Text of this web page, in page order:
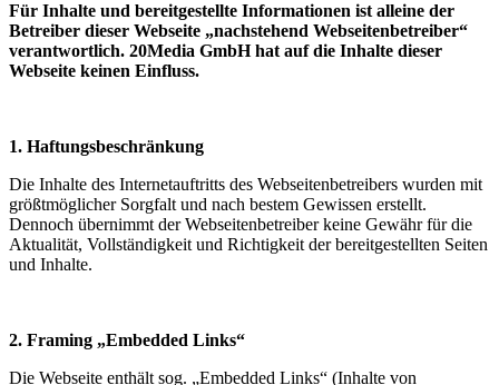
Für Inhalte und bereitgestellte Informationen ist alleine der
Betreiber dieser Webseite „nachstehend Webseitenbetreiber“
verantwortlich. 20Media GmbH hat auf die Inhalte dieser
Webseite keinen Einfluss.
1. Haftungsbeschränkung
Die Inhalte des Internetauftritts des Webseitenbetreibers wurden mit
größtmöglicher Sorgfalt und nach bestem Gewissen erstellt.
Dennoch übernimmt der Webseitenbetreiber keine Gewähr für die
Aktualität, Vollständigkeit und Richtigkeit der bereitgestellten Seiten
und Inhalte.
2. Framing „Embedded Links“
Die Webseite enthält sog. „Embedded Links“ (Inhalte von